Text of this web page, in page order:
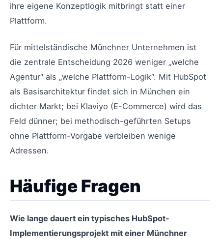
ihre eigene Konzeptlogik mitbringt statt einer
Plattform.
Für mittelständische Münchner Unternehmen ist
die zentrale Entscheidung 2026 weniger „welche
Agentur“ als „welche Plattform-Logik“. Mit HubSpot
als Basisarchitektur findet sich in München ein
dichter Markt; bei Klaviyo (E-Commerce) wird das
Feld dünner; bei methodisch-geführten Setups
ohne Plattform-Vorgabe verbleiben wenige
Adressen.
Häufige Fragen
Wie lange dauert ein typisches HubSpot-
Implementierungsprojekt mit einer Münchner